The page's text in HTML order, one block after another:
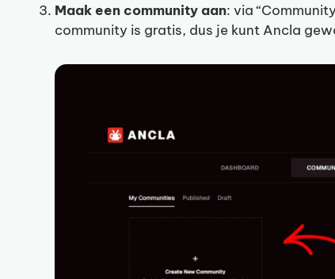
Maak een community aan: via
community is gratis, dus je kunt Ancla